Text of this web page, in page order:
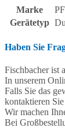
Marke
Gerätetyp
Haben Sie
Fischbacher ist
In unserem
Falls Sie das
kontaktieren
Wir machen
Bei